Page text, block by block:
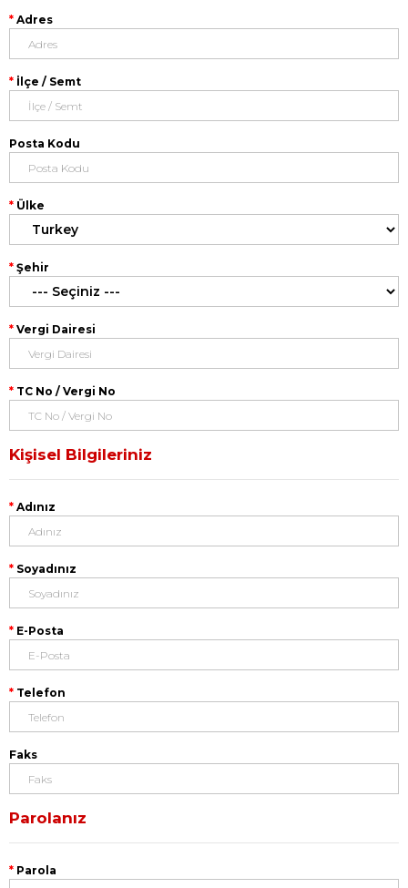
Adres
İlçe / Semt
Posta Kodu
Ülke
Şehir
Vergi Dairesi
TC No / Vergi No
Kişisel Bilgileriniz
Adınız
Soyadınız
E-Posta
Telefon
Faks
Parolanız
Parola